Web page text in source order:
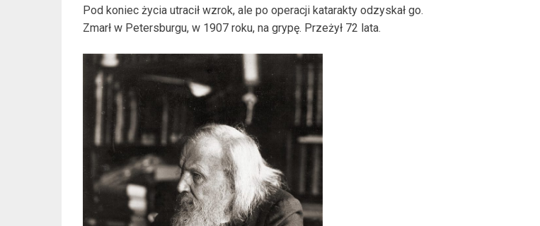
Pod koniec życia utracił wzrok, ale po operacji katarakty odzyskał go.
Zmarł w Petersburgu, w 1907 roku, na grypę. Przeżył 72 lata.